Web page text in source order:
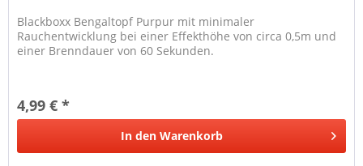
Blackboxx Bengaltopf Purpur mit minimaler
Rauchentwicklung bei einer Effekthöhe von circa 0,5m und
einer Brenndauer von 60 Sekunden.
4,99 € *
In den Warenkorb